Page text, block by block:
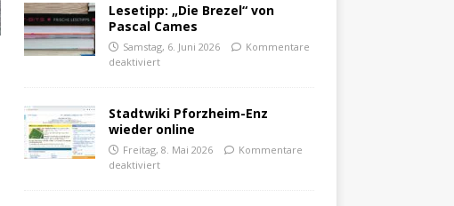
Lesetipp: „Die Brezel“ von
Pascal Cames
Samstag, 6. Juni 2026
Kommentare
deaktiviert
Stadtwiki Pforzheim-Enz
wieder online
Freitag, 8. Mai 2026
Kommentare
deaktiviert